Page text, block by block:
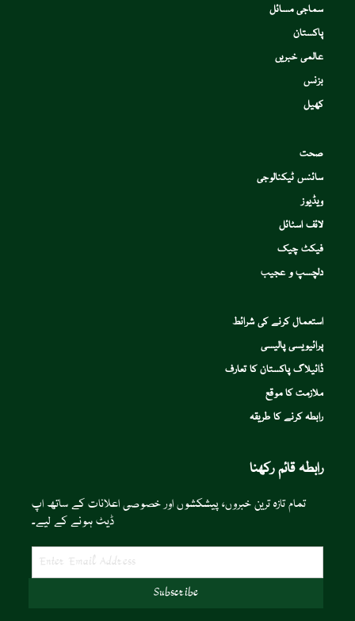
سماجی مسائل
پاکستان
عالمی خبریں
بزنس
کھیل
صحت
سائنس ٹیکنالوجی
ویڈیوز
لائف اسٹائل
فیکٹ چیک
دلچسپ و عجیب
استعمال کرنے کی شرائط
پرائیویسی پالیسی
ڈائیلاگ پاکستان کا تعارف
ملازمت کا موقع
رابطہ کرنے کا طریقہ
رابطہ قائم رکھنا
تمام تازہ ترین خبروں، پیشکشوں اور خصوصی اعلانات کے ساتھ اپ
ڈیٹ ہونے کے لیے۔